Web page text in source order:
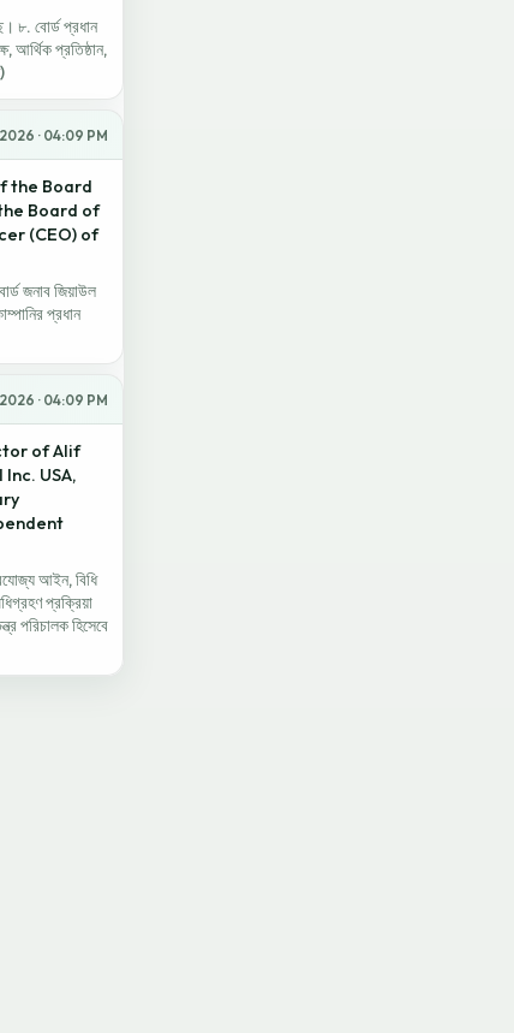
৮. বোর্ড প্রধান
আর্থিক প্রতিষ্ঠান,
· 04:09 PM
the Board
Board of
(CEO) of
জনাব জিয়াউল
প্রধান
· 04:09 PM
of Alif
USA,
আইন, বিধি
প্রক্রিয়া
পরিচালক হিসেবে